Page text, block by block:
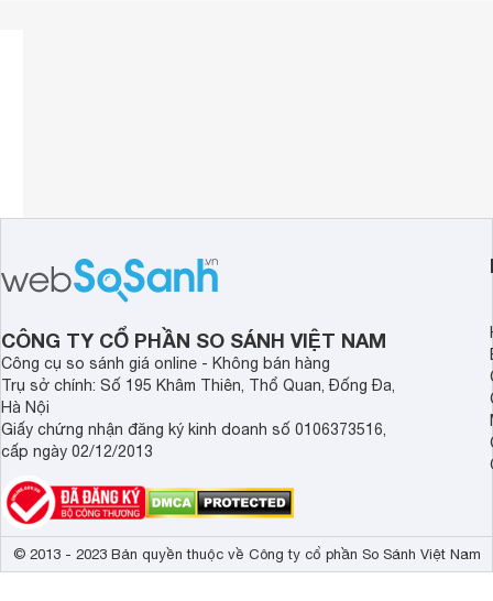
CÔNG TY CỔ PHẦN SO SÁNH VIỆT NAM
Công cụ so sánh giá online - Không bán hàng
Trụ sở chính: Số 195 Khâm Thiên, Thổ Quan, Đống Đa,
Hà Nội
Giấy chứng nhận đăng ký kinh doanh số 0106373516,
cấp ngày 02/12/2013
© 2013 - 2023 Bản quyền thuộc về Công ty cổ phần So Sánh Việt Nam